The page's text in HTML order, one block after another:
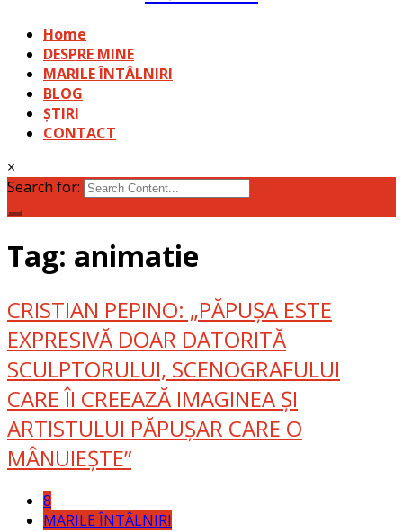
Home
DESPRE MINE
MARILE ÎNTÂLNIRI
BLOG
ȘTIRI
CONTACT
×
Search for:
Tag: animatie
CRISTIAN PEPINO: „PĂPUȘA ESTE
EXPRESIVĂ DOAR DATORITĂ
SCULPTORULUI, SCENOGRAFULUI
CARE ÎI CREEAZĂ IMAGINEA ȘI
ARTISTULUI PĂPUȘAR CARE O
MÂNUIEȘTE”
8
MARILE ÎNTÂLNIRI